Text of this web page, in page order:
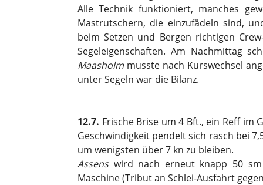
Alle Technik funktioniert, manches
Mastrutschern, die einzufädeln sind,
beim Setzen und Bergen richtigen
Segeleigenschaften. Am Nachmittag
Maasholm musste nach Kurswechsel
unter Segeln war die Bilanz.
12.7. Frische Brise um 4 Bft., ein Reff im
Geschwindigkeit pendelt sich rasch bei
um wenigsten über 7 kn zu bleiben.
Assens wird nach erneut knapp 50
Maschine (Tribut an Schlei-Ausfahrt